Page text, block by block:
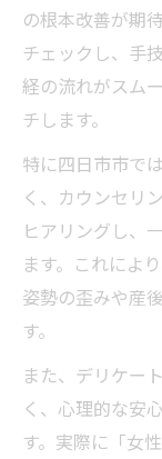
の根本改善が期
チェックし、手
経の流れがスム
チします。
特に四日市市で
く、カウンセリ
ヒアリングし、
ます。これによ
姿勢の歪みや産
す。
また、デリケー
く、心理的な安
す。実際に「女